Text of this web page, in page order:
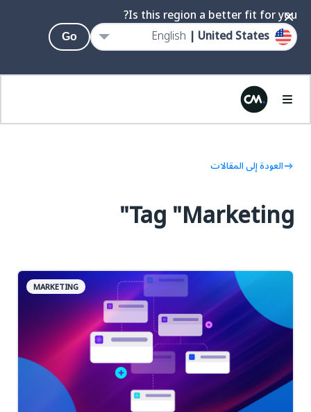
العودة إلى المقالات
Tag "Marketing"
MARKETING
Is this region a better fit for you?
United States |
English
Go